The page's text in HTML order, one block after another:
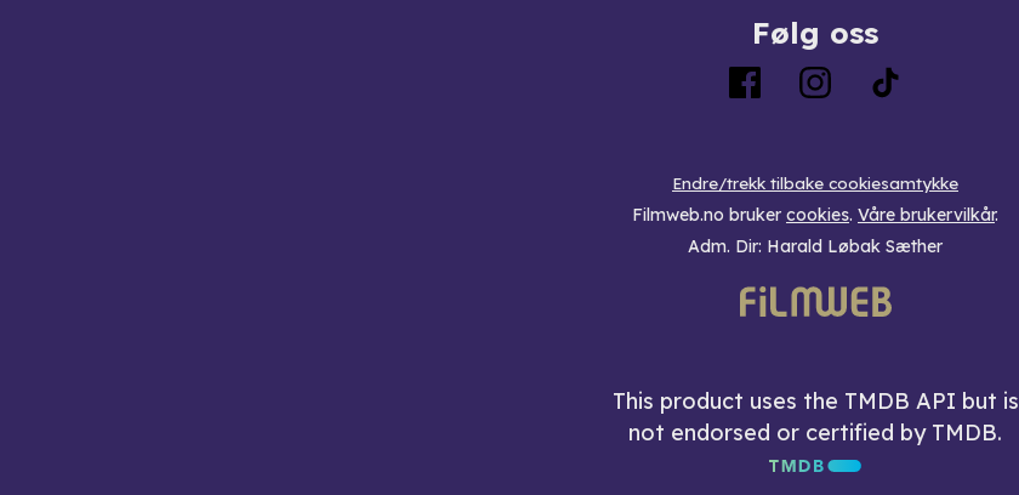
Følg oss
Endre/trekk tilbake cookiesamtykke
Filmweb.no bruker cookies. Våre brukervilkår.
Adm. Dir: Harald Løbak Sæther
This product uses the TMDB API but is
not endorsed or certified by TMDB.